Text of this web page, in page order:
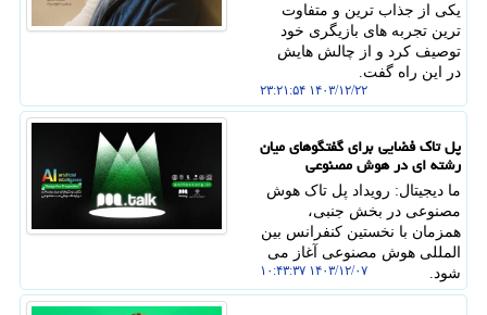
یکی از جذاب ترین و متفاوت
ترین تجربه های بازیگری خود
توصیف کرد و از چالش هایش
در این راه گفت.
۱۴۰۳/۱۲/۲۲ ۲۳:۲۱:۵۴
پل تاک فضایی برای گفتگوهای میان
رشته ای در هوش مصنوعی
ما دیجیتال: رویداد پل تاک هوش
مصنوعی در بخش جنبی،
همزمان با نخستین کنفرانس بین
المللی هوش مصنوعی آغاز می
شود.
۱۴۰۳/۱۲/۰۷ ۱۰:۴۳:۳۷